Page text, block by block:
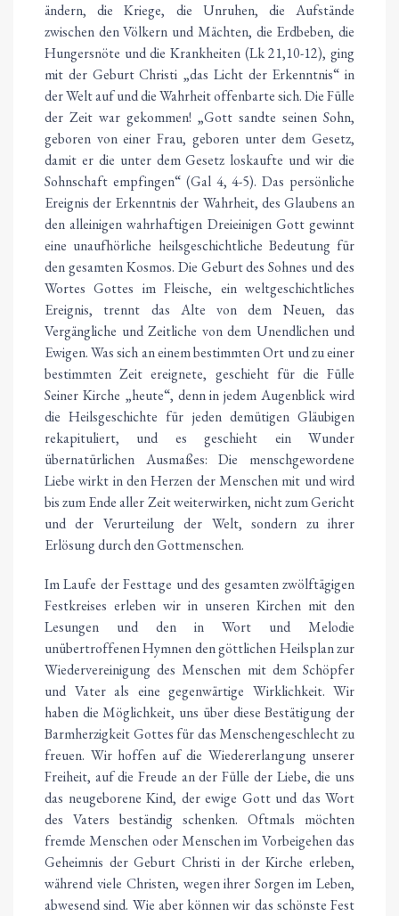
ändern, die Kriege, die Unruhen, die Aufstände
zwischen den Völkern und Mächten, die Erdbeben, die
Hungersnöte und die Krankheiten (Lk 21,10-12), ging
mit der Geburt Christi „das Licht der Erkenntnis“ in
der Welt auf und die Wahrheit offenbarte sich. Die Fülle
der Zeit war gekommen! „Gott sandte seinen Sohn,
geboren von einer Frau, geboren unter dem Gesetz,
damit er die unter dem Gesetz loskaufte und wir die
Sohnschaft empfingen“ (Gal 4, 4-5). Das persönliche
Ereignis der Erkenntnis der Wahrheit, des Glaubens an
den alleinigen wahrhaftigen Dreieinigen Gott gewinnt
eine unaufhörliche heilsgeschichtliche Bedeutung für
den gesamten Kosmos. Die Geburt des Sohnes und des
Wortes Gottes im Fleische, ein weltgeschichtliches
Ereignis, trennt das Alte von dem Neuen, das
Vergängliche und Zeitliche von dem Unendlichen und
Ewigen. Was sich an einem bestimmten Ort und zu einer
bestimmten Zeit ereignete, geschieht für die Fülle
Seiner Kirche „heute“, denn in jedem Augenblick wird
die Heilsgeschichte für jeden demütigen Gläubigen
rekapituliert, und es geschieht ein Wunder
übernatürlichen Ausmaßes: Die menschgewordene
Liebe wirkt in den Herzen der Menschen mit und wird
bis zum Ende aller Zeit weiterwirken, nicht zum Gericht
und der Verurteilung der Welt, sondern zu ihrer
Erlösung durch den Gottmenschen.
Im Laufe der Festtage und des gesamten zwölftägigen
Festkreises erleben wir in unseren Kirchen mit den
Lesungen und den in Wort und Melodie
unübertroffenen Hymnen den göttlichen Heilsplan zur
Wiedervereinigung des Menschen mit dem Schöpfer
und Vater als eine gegenwärtige Wirklichkeit. Wir
haben die Möglichkeit, uns über diese Bestätigung der
Barmherzigkeit Gottes für das Menschengeschlecht zu
freuen. Wir hoffen auf die Wiedererlangung unserer
Freiheit, auf die Freude an der Fülle der Liebe, die uns
das neugeborene Kind, der ewige Gott und das Wort
des Vaters beständig schenken. Oftmals möchten
fremde Menschen oder Menschen im Vorbeigehen das
Geheimnis der Geburt Christi in der Kirche erleben,
während viele Christen, wegen ihrer Sorgen im Leben,
abwesend sind. Wie aber können wir das schönste Fest